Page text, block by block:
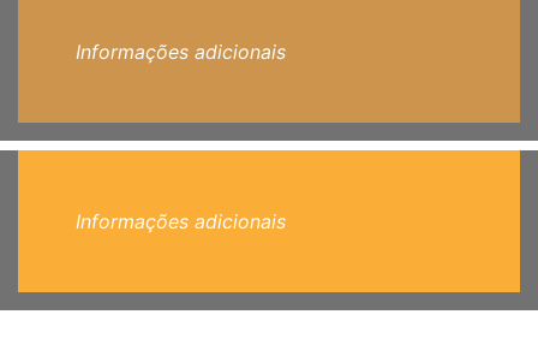
Informações adicionais
Informações adicionais